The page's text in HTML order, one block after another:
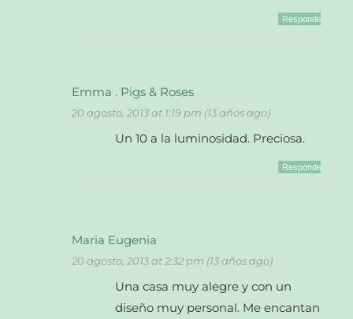
Responder
Emma . Pigs & Roses
20 agosto, 2013 at 1:19 pm (13 años ago)
Un 10 a la luminosidad. Preciosa.
Responder
Maria Eugenia
20 agosto, 2013 at 2:32 pm (13 años ago)
Una casa muy alegre y con un
diseño muy personal. Me encantan